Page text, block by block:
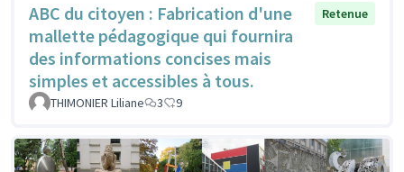
ABC du citoyen : Fabrication d'une
mallette pédagogique qui fournira
des informations concises mais
simples et accessibles à tous.
Retenue
THIMONIER Liliane 3 9